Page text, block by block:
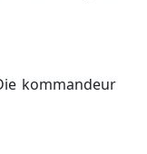
kommandeur